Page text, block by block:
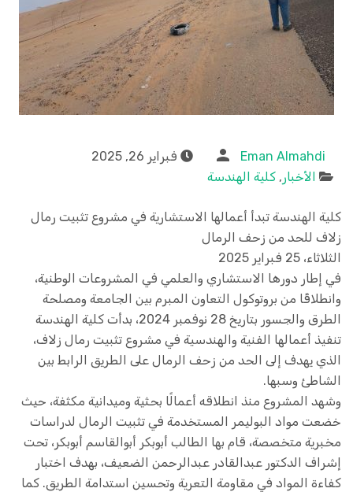
Eman Almahdi
فبراير 26, 2025
الأخبار , كلية الهندسة
كلية الهندسة تبدأ أعمالها الاستشارية في مشروع تثبيت رمال
زلاف للحد من زحف الرمال
الثلاثاء، 25 فبراير 2025
في إطار دورها الاستشاري والعلمي في المشروعات الوطنية،
وانطلاقًا من بروتوكول التعاون المبرم بين الجامعة ومصلحة
الطرق والجسور بتاريخ 28 نوفمبر 2024، بدأت كلية الهندسة
تنفيذ أعمالها الفنية والهندسية في مشروع تثبيت رمال زلاف،
الذي يهدف إلى الحد من زحف الرمال على الطريق الرابط بين
الشاطئ وسبها.
وشهد المشروع منذ انطلاقه أعمالًا بحثية وميدانية مكثفة، حيث
خضعت مواد البوليمر المستخدمة في تثبيت الرمال لدراسات
مخبرية متخصصة، قام بها الطالب أبوبكر أبوالقاسم أبوبكر، تحت
إشراف الدكتور عبدالقادر عبدالرحمن الضعيف، بهدف اختبار
كفاءة المواد في مقاومة التعرية وتحسين استدامة الطريق. كما